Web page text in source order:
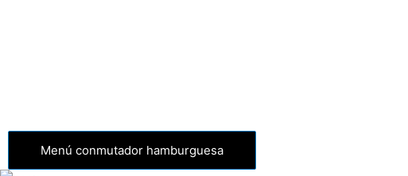
Menú conmutador hamburguesa